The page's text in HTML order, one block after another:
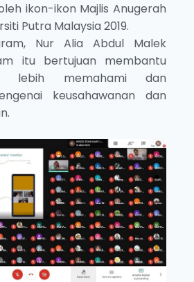
ikon-ikon Majlis Anugerah
Putra Malaysia 2019.
Nur Alia Abdul Malek
itu bertujuan membantu
lebih memahami dan
keusahawanan dan